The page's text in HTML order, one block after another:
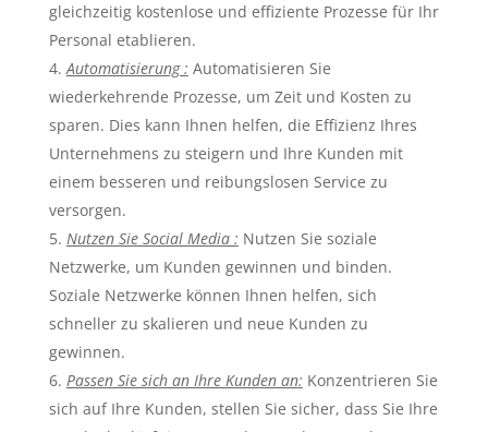
gleichzeitig kostenlose und effiziente Prozesse für Ihr
Personal etablieren.
Automatisierung : Automatisieren Sie
wiederkehrende Prozesse, um Zeit und Kosten zu
sparen. Dies kann Ihnen helfen, die Effizienz Ihres
Unternehmens zu steigern und Ihre Kunden mit
einem besseren und reibungslosen Service zu
versorgen.
Nutzen Sie Social Media : Nutzen Sie soziale
Netzwerke, um Kunden gewinnen und binden.
Soziale Netzwerke können Ihnen helfen, sich
schneller zu skalieren und neue Kunden zu
gewinnen.
Passen Sie sich an Ihre Kunden an: Konzentrieren Sie
sich auf Ihre Kunden, stellen Sie sicher, dass Sie Ihre